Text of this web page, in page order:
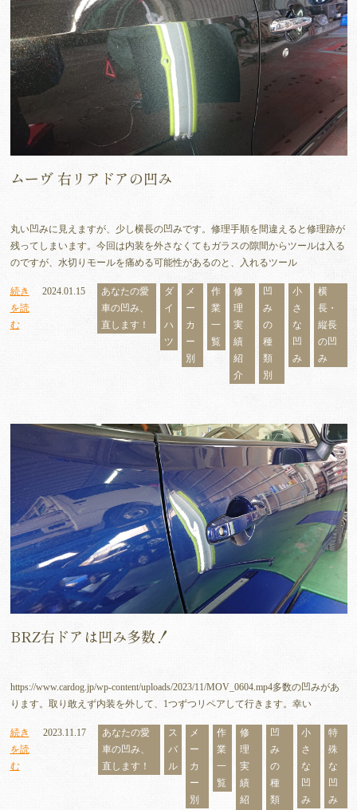
ムーヴ 右リアドアの凹み
丸い凹みに見えますが、少し横長の凹みです。修理手順を間違えると修理跡が
残ってしまいます。今回は内装を外さなくてもガラスの隙間からツールは入る
のですが、水切りモールを痛める可能性があるのと、入れるツール
続き
を読
む
2024.01.15
あなたの愛
車の凹み、
直します！
ダ
イ
ハ
ツ
メ
ー
カ
ー
別
作
業
一
覧
修
理
実
績
紹
介
凹
み
の
種
類
別
小
さ
な
凹
み
横
長・
縦長
の凹
み
BRZ右ドアは凹み多数！
https://www.cardog.jp/wp-content/uploads/2023/11/MOV_0604.mp4多数の凹みがあ
ります。取り敢えず内装を外して、1つずつリペアして行きます。幸い
続き
を読
む
2023.11.17
あなたの愛
車の凹み、
直します！
ス
バ
ル
メ
ー
カ
ー
別
作
業
一
覧
修
理
実
績
紹
凹
み
の
種
類
小
さ
な
凹
み
特
殊
な
凹
み